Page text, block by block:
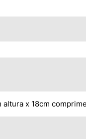
altura x 18cm